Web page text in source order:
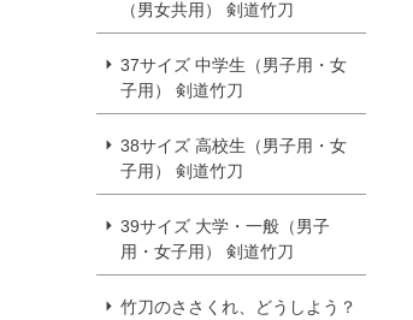
（男女共用） 剣道竹刀
37サイズ 中学生（男子用・女
子用） 剣道竹刀
38サイズ 高校生（男子用・女
子用） 剣道竹刀
39サイズ 大学・一般（男子
用・女子用） 剣道竹刀
竹刀のささくれ、どうしよう？